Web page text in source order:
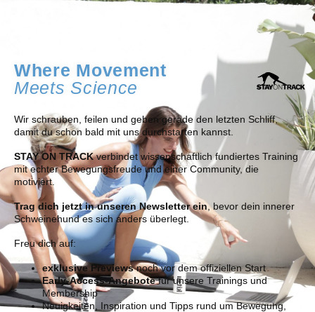
Where Movement
Meets Science
Wir schrauben, feilen und geben gerade den letzten Schliff,
damit du schon bald mit uns durchstarten kannst.
STAY ON TRACKverbindet wissenschaftlich fundiertes Training
mit echter Bewegungsfreude und einer Community, die
motiviert.
Trag dich jetzt in unseren Newsletter ein, bevor dein innerer
Schweinehund es sich anders überlegt.
Freu dich auf:
exklusive Previewsnoch vor dem offiziellen Start
Early-Access-Angebotefür unsere Trainings und
Membership
Neuigkeiten, Inspiration und Tipps rund um Bewegung,